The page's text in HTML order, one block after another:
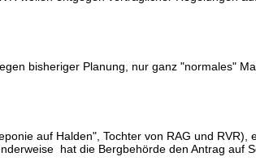
bisheriger Planung, nur ganz "normales"
auf Halden", Tochter von RAG und
hat die Bergbehörde den Antrag auf